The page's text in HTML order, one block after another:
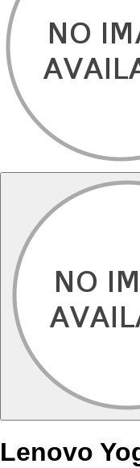
Lenovo